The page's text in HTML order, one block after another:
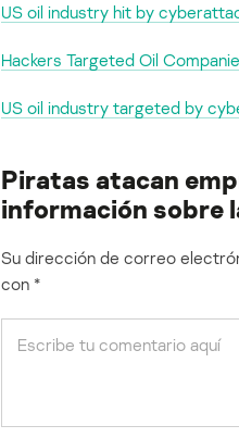
US oil industry hit by
Hackers Targeted Oil
US oil industry targeted by
Piratas atacan
información sobre
Su dirección de correo
con *